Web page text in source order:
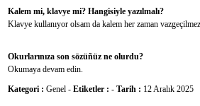
Kalem mi, klavye mi? Hangisiyle yazılmalı?
Klavye kullanıyor olsam da kalem her zaman
Okurlarınıza son sözüñüz ne olurdu?
Okumaya devam edin.
Kategori : Genel - Etiketler : - Tarih : 12 Aralık 2025